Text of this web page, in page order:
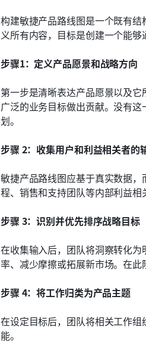
构建敏捷产品路线图是一个既有
义所有内容，目标是创建一个能够
步骤1：定义产品愿景和战略方向
第一步是清晰表达产品愿景以及
广泛的业务目标做出贡献。没有这
划。
步骤 2：收集用户和利益相关者的
敏捷产品路线图应基于真实数据
程、销售和支持团队等内部利益相
步骤 3：识别并优先排序战略目标
在收集输入后，团队将洞察转化
率、减少摩擦或拓展新市场。在此
步骤 4：将工作归类为产品主题
在设定目标后，团队将相关工作
能。